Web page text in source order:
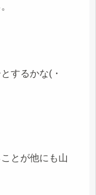
するかな(・
とが他にも山